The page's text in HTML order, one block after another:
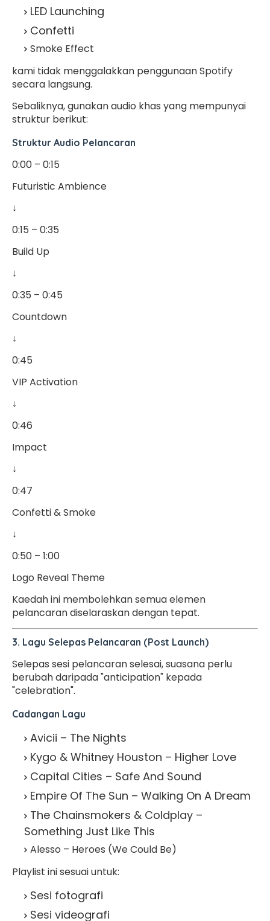
LED Launching
Confetti
Smoke Effect
kami tidak menggalakkan penggunaan Spotify
secara langsung.
Sebaliknya, gunakan audio khas yang mempunyai
struktur berikut:
Struktur Audio Pelancaran
0:00 – 0:15
Futuristic Ambience
↓
0:15 – 0:35
Build Up
↓
0:35 – 0:45
Countdown
↓
0:45
VIP Activation
↓
0:46
Impact
↓
0:47
Confetti & Smoke
↓
0:50 – 1:00
Logo Reveal Theme
Kaedah ini membolehkan semua elemen
pelancaran diselaraskan dengan tepat.
3. Lagu Selepas Pelancaran (Post Launch)
Selepas sesi pelancaran selesai, suasana perlu
berubah daripada "anticipation" kepada
"celebration".
Cadangan Lagu
Avicii – The Nights
Kygo & Whitney Houston – Higher Love
Capital Cities – Safe And Sound
Empire Of The Sun – Walking On A Dream
The Chainsmokers & Coldplay –
Something Just Like This
Alesso – Heroes (We Could Be)
Playlist ini sesuai untuk:
Sesi fotografi
Sesi videografi